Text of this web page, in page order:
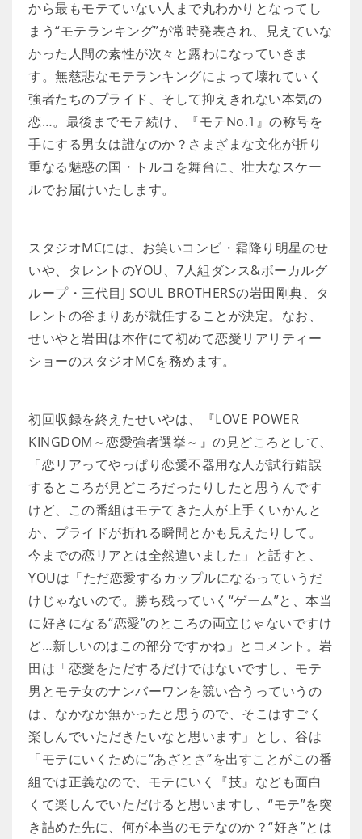
から最もモテていない人まで丸わかりとなってし
まう“モテランキング”が常時発表され、見えていな
かった人間の素性が次々と露わになっていきま
す。無慈悲なモテランキングによって壊れていく
強者たちのプライド、そして抑えきれない本気の
恋…。最後までモテ続け、『モテNo.1』の称号を
手にする男女は誰なのか？さまざまな文化が折り
重なる魅惑の国・トルコを舞台に、壮大なスケー
ルでお届けいたします。
スタジオMCには、お笑いコンビ・霜降り明星のせ
いや、タレントのYOU、7人組ダンス&ボーカルグ
ループ・三代目J SOUL BROTHERSの岩田剛典、タ
レントの谷まりあが就任することが決定。なお、
せいやと岩田は本作にて初めて恋愛リアリティー
ショーのスタジオMCを務めます。
初回収録を終えたせいやは、『LOVE POWER
KINGDOM～恋愛強者選挙～』の見どころとして、
「恋リアってやっぱり恋愛不器用な人が試行錯誤
するところが見どころだったりしたと思うんです
けど、この番組はモテてきた人が上手くいかんと
か、プライドが折れる瞬間とかも見えたりして。
今までの恋リアとは全然違いました」と話すと、
YOUは「ただ恋愛するカップルになるっていうだ
けじゃないので。勝ち残っていく“ゲーム”と、本当
に好きになる“恋愛”のところの両立じゃないですけ
ど…新しいのはこの部分ですかね」とコメント。岩
田は「恋愛をただするだけではないですし、モテ
男とモテ女のナンバーワンを競い合うっていうの
は、なかなか無かったと思うので、そこはすごく
楽しんでいただきたいなと思います」とし、谷は
「モテにいくために“あざとさ”を出すことがこの番
組では正義なので、モテにいく『技』なども面白
くて楽しんでいただけると思いますし、“モテ”を突
き詰めた先に、何が本当のモテなのか？“好き”とは